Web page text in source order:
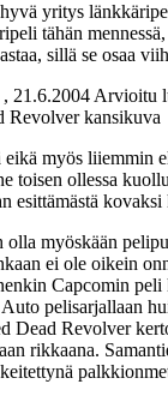
yritys
tähän
sillä se osaa
, 21.6.2004Arvioitu
myös liiemmin
toisen ollessa
esittämästä
myöskään
ei ole oikein
Capcomin
pelisarjallaan
Dead Revolver
rikkaana.